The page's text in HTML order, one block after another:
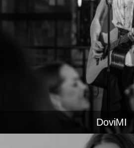
DoviMI